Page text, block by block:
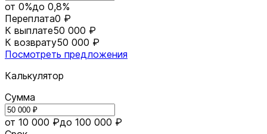
от 0%до 0,8%
Переплата0 ₽
К выплате50 000 ₽
К возврату50 000 ₽
Посмотреть предложения
Калькулятор
Сумма
от 10 000 ₽до 100 000 ₽